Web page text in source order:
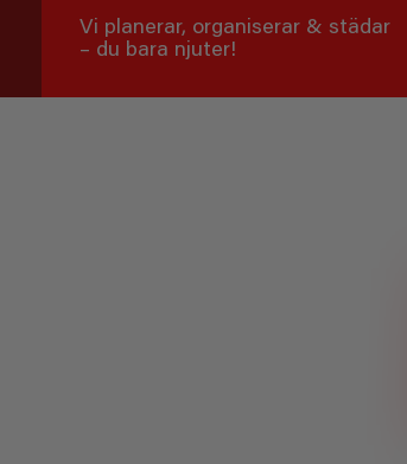
Vi planerar, organiserar & städar
– du bara njuter!